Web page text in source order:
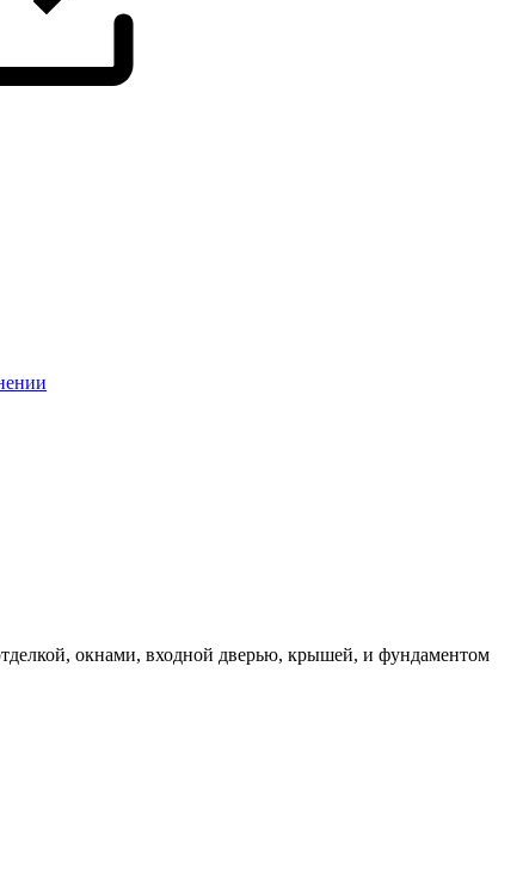
окнами, входной дверью, крышей, и фундаментом